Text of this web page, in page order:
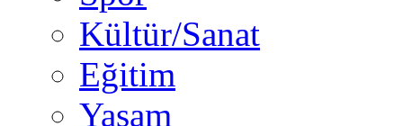
Kültür/Sanat
Eğitim
Yaşam